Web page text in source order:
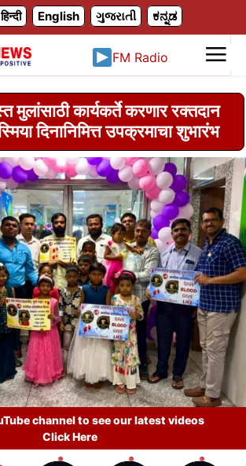
हिन्दी English ગુજરાતી ಕನ್ನಡ
FM Radio
मुलांसाठी कार्यकर्ते करणार रक्तदान
दिनानिमित्त उपक्रमाचा शुभारंभ
channel to see our latest videos
Click Here